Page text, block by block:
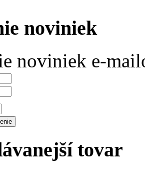
noviniek
noviniek e-
tovar